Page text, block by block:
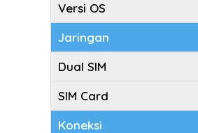
Versi OS
Jaringan
Dual SIM
SIM Card
Koneksi